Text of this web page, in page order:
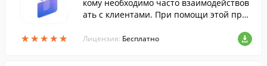
★★★★★
★★★★★
кому необходимо часто взаимодействов
ать с клиентами. При помощи этой прог
ным инструментам.
Лицензия: Бесплатно